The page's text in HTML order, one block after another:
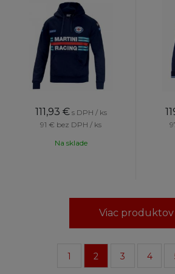
111,93 € s DPH / ks
91 € bez DPH / ks
Na sklade
Viac produktov
1 2 3 4